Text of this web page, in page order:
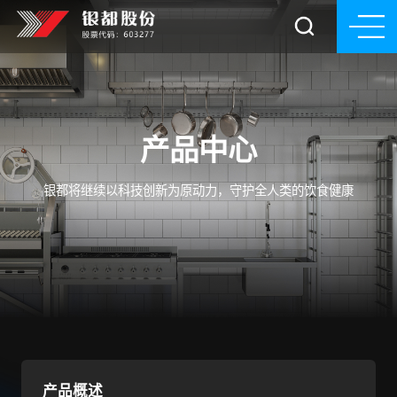
产品中心
银都将继续以科技创新为原动力，守护全人类的饮食健康
产品概述